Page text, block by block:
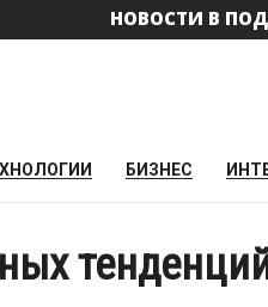
НОВОСТИ В
БИЗНЕС